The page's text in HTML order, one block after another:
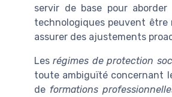
servir de base pour
technologiques peuvent être
assurer des ajustements
Lesrégimes de protection
toute ambiguïté concernant
de formations